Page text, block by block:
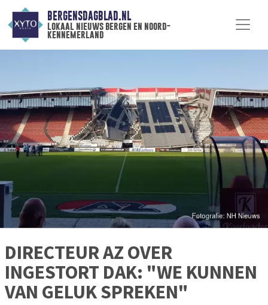
BERGENSDAGBLAD.NL
lokaal nieuws bergen en noord-
kennemerland
DIRECTEUR AZ OVER
INGESTORT DAK: "WE KUNNEN
VAN GELUK SPREKEN"